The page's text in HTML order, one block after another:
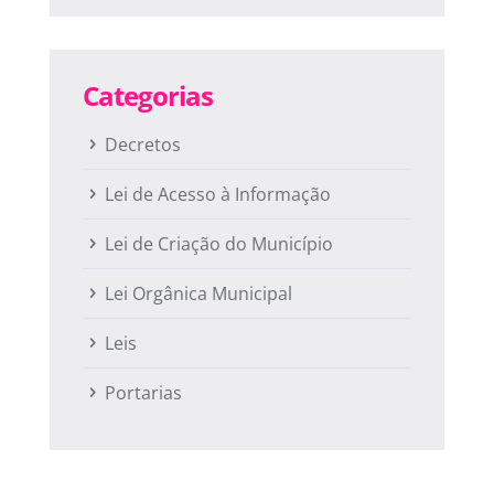
Categorias
Decretos
Lei de Acesso à Informação
Lei de Criação do Município
Lei Orgânica Municipal
Leis
Portarias